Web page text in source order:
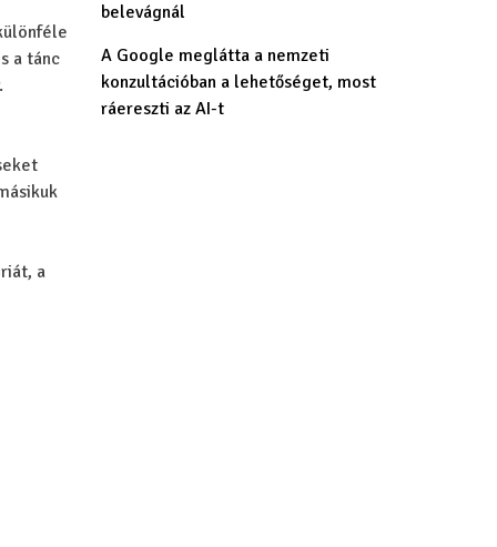
a tánc
a
belevágnál
A Google meglátta a nemzeti
konzultációban a lehetőséget, most
ráereszti az AI-t